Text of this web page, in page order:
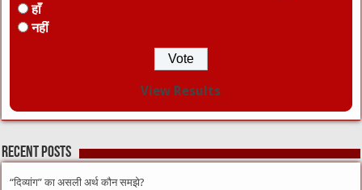
हाँ
नहीं
View Results
Recent Posts
“दिव्यांग” का असली अर्थ कौन समझे?